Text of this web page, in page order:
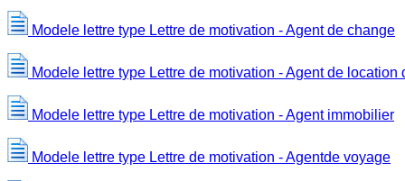
Modele lettre type Lettre de motivation - Agent de change
Modele lettre type Lettre de motivation - Agent de location
Modele lettre type Lettre de motivation - Agent immobilier
Modele lettre type Lettre de motivation - Agentde voyage